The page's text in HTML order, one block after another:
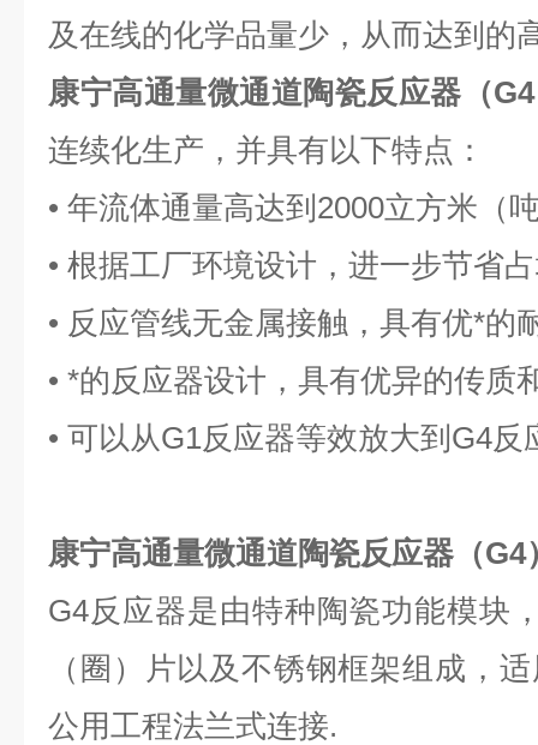
及在线的化学品量少，从而达到的
康宁高通量微通道陶瓷反应器（
连续化生产，并具有以下特点：
• 年流体通量高达到2000立方米（
• 根据工厂环境设计，进一步节省
• 反应管线无金属接触，具有优*的
• *的反应器设计，具有优异的传质
• 可以从G1反应器等效放大到G4反
康宁高通量微通道陶瓷反应器（G4
G4反应器是由特种陶瓷功能模块
（圈）片以及不锈钢框架组成，
公用工程法兰式连接.